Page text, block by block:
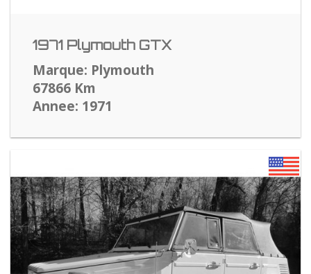
1971 Plymouth GTX
Marque: Plymouth
67866 Km
Annee: 1971